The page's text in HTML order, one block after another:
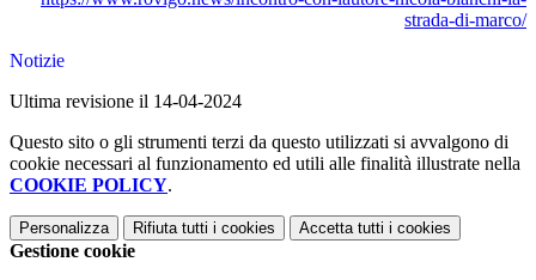
strada-di-marco/
Notizie
Ultima revisione il 14-04-2024
Questo sito o gli strumenti terzi da questo utilizzati si avvalgono di
cookie necessari al funzionamento ed utili alle finalità illustrate nella
COOKIE POLICY.
Personalizza Rifiuta tutti i cookies Accetta tutti i cookies
Gestione cookie